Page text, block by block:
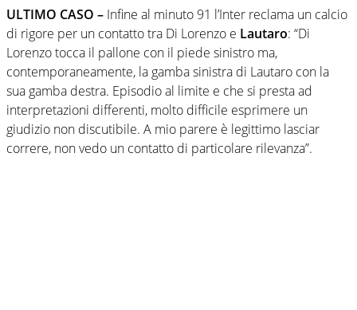
ULTIMO CASO – Infine al minuto 91 l’Inter reclama un calcio
di rigore per un contatto tra Di Lorenzo e Lautaro: “Di
Lorenzo tocca il pallone con il piede sinistro ma,
contemporaneamente, la gamba sinistra di Lautaro con la
sua gamba destra. Episodio al limite e che si presta ad
interpretazioni differenti, molto difficile esprimere un
giudizio non discutibile. A mio parere è legittimo lasciar
correre, non vedo un contatto di particolare rilevanza”.